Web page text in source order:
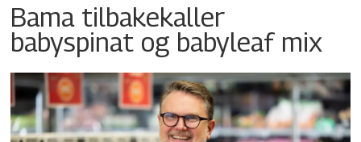
Bama tilbakekaller
babyspinat og babyleaf mix